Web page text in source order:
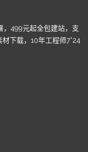
，499元起全包建站，支
下载，10年工程师7*24